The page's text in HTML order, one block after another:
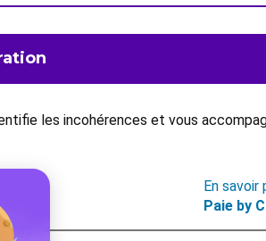
les incohérences et vous
En savoir
Paie by